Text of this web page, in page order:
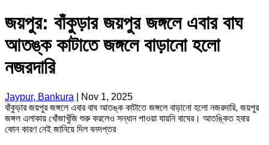
জয়পুর: বাঁকুড়ার জয়পুর জঙ্গলে এবার বাঘ
আতঙ্ক কাটাতে জঙ্গলে বাড়ানো হলো
নজরদারি
Jaypur, Bankura
Nov 1, 2025
বাঁকুড়ার জয়পুর জঙ্গলে এবার বাঘ আতঙ্ক কাটাতে জঙ্গলে বাড়ানো হলো নজরদারি, জয়পুর
জঙ্গল এলাকায় খোঁজাখুঁজি শুরু করলেও সন্ধান পাওয়া যায়নি বাঘের। আতঙ্কিত হবার
কোন কারণ নেই জানিয়ে দিল বনদপ্তর